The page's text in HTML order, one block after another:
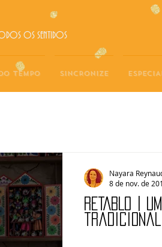
OS SENTIDOS
TEMPO SINCRONIZE
RETABLO |
tradicional
Nayara
8 de nov. de